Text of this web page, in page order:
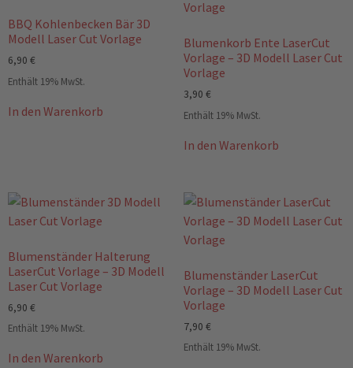
BBQ Kohlenbecken Bär 3D
Modell Laser Cut Vorlage
6,90 €
Enthält 19% MwSt.
In den Warenkorb
Blumenkorb Ente LaserCut
Vorlage – 3D Modell Laser Cut
Vorlage
3,90 €
Enthält 19% MwSt.
In den Warenkorb
Blumenständer Halterung
LaserCut Vorlage – 3D Modell
Laser Cut Vorlage
6,90 €
Enthält 19% MwSt.
In den Warenkorb
Blumenständer LaserCut
Vorlage – 3D Modell Laser Cut
Vorlage
7,90 €
Enthält 19% MwSt.